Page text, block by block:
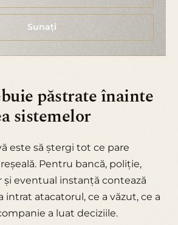
Sunați
păstrate înainte
sistemelor
este să ștergi tot ce pare
Pentru bancă, poliție,
și eventual instanță contează
intrat atacatorul, ce a văzut, ce a
a luat deciziile.